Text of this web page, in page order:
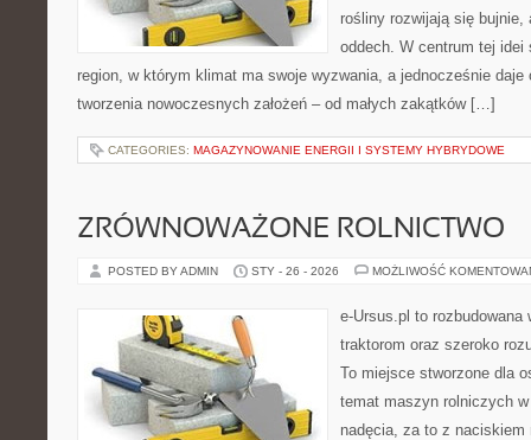
rośliny rozwijają się bujnie,
oddech. W centrum tej
region, w którym klimat ma swoje wyzwania, a jednocześnie daje
tworzenia nowoczesnych założeń – od małych zakątków […]
CATEGORIES: MAGAZYNOWANIE ENERGII I SYSTEMY HYBRYDOWE
ZRÓWNOWAŻONE ROLNICTWO
POSTED BY ADMIN STY - 26 - 2026 MOŻLIWOŚĆ
e-Ursus.pl to rozbudowana
traktorom oraz szeroko
To miejsce stworzone dla
temat maszyn rolniczych
nadęcia, za to z